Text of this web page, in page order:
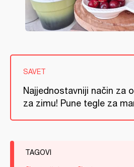
SAVET
Najjednostavniji način za
za zimu! Pune tegle za
TAGOVI